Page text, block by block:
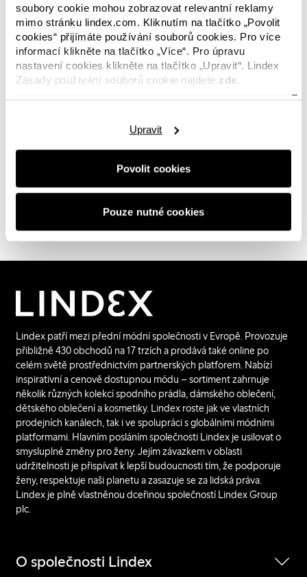
soubory cookie mohou zobrazovat relevantní reklamy
mimo stránku lindex.com. Kliknutím na tlačítko „Povolit
cookies“ přijímáte používání souborů cookies. Pro více
informací klikněte na tlačítko „Více“. Pro úpravu
nastavení cookies klikněte na tlačítko „Upravit“. Lindex
Zásady používání souborů cookie najdete zde.
Povolit cookies
Upravit
Pouze nutné cookies
V této kategorii nejsou k dispozici žádné obrázky?
Nebojte se, tento prostor bude již brzy opět
budeme s vámi rádi v
Lindex patří mezi přední módní společnosti v Evropě. Provozuje
přibližně 430 obchodů na 17 trzích a prodává také online po
celém světě prostřednictvím partnerských platforem. Nabízí
inspirativní a cenově dostupnou módu – sortiment zahrnuje
několik různých kolekcí spodního prádla, dámského oblečení,
dětského oblečení a kosmetiky. Lindex roste jak ve vlastních
prodejních kanálech, tak i ve spolupráci s globálními módními
platformami. Hlavním posláním společnosti Lindex je usilovat o
smysluplné změny pro ženy. Jejím závazkem v oblasti
udržitelnosti je přispívat k lepší budoucnosti tím, že podporuje
ženy, respektuje naši planetu a zasazuje se za lidská práva.
Lindex je plně vlastněnou dceřinou společností Lindex Group
plc.
O společnosti Lindex